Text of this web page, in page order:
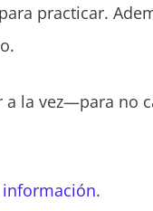
practicar.
a la vez—para no
información.